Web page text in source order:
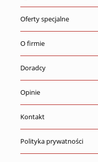
Oferty specjalne
O firmie
Doradcy
Opinie
Kontakt
Polityka prywatności